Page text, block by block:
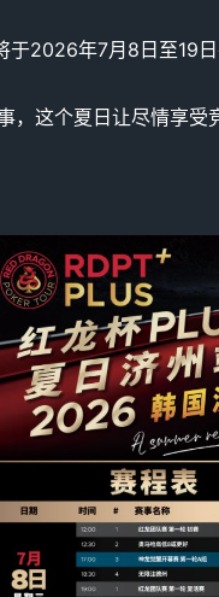
于2026年7月8日至19
，这个夏日让尽情享受